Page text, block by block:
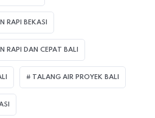
RAPI BEKASI
RAPI DAN CEPAT BALI
TALANG AIR PROYEK BALI